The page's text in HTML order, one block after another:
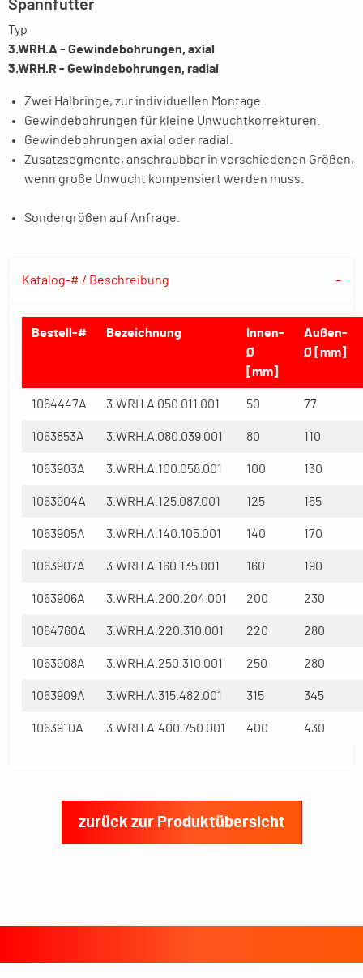
Spannfutter
Typ
3.WRH.A - Gewindebohrungen, axial
3.WRH.R - Gewindebohrungen, radial
Zwei Halbringe, zur individuellen Montage.
Gewindebohrungen für kleine Unwuchtkorrekturen.
Gewindebohrungen axial oder radial.
Zusatzsegmente, anschraubbar in verschiedenen Größen,
wenn große Unwucht kompensiert werden muss.
Sondergrößen auf Anfrage.
Katalog-# / Beschreibung
Bestell-# Bezeichnung
Innen-
Ø
[mm]
Außen-
Ø [mm]
1064447A 3.WRH.A.050.011.001 50 77
1063853A 3.WRH.A.080.039.001 80 110
1063903A 3.WRH.A.100.058.001 100 130
1063904A 3.WRH.A.125.087.001 125 155
1063905A 3.WRH.A.140.105.001 140 170
1063907A 3.WRH.A.160.135.001 160 190
1063906A 3.WRH.A.200.204.001 200 230
1064760A 3.WRH.A.220.310.001 220 280
1063908A 3.WRH.A.250.310.001 250 280
1063909A 3.WRH.A.315.482.001 315 345
1063910A 3.WRH.A.400.750.001 400 430
zurück zur Produktübersicht